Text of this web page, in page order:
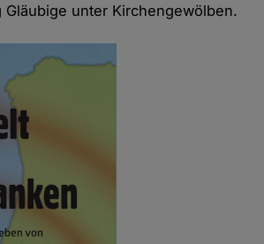
Gläubige unter Kirchengewölben.